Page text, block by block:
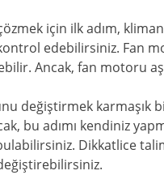
için ilk adım,
edebilirsiniz. Fan
Ancak, fan motoru
değiştirmek karmaşık
bu adımı kendiniz
Dikkatlice